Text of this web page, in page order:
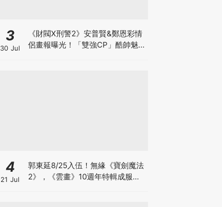
3
30 Jul
《財閥X刑警2》安普賢&鄭恩彩情
侶畫報曝光！「雙強CP」酷帥魅
4
21 Jul
郭東延8/25入伍！無緣《寶劍魔法
2》，《雲畫》10週年特輯成服役